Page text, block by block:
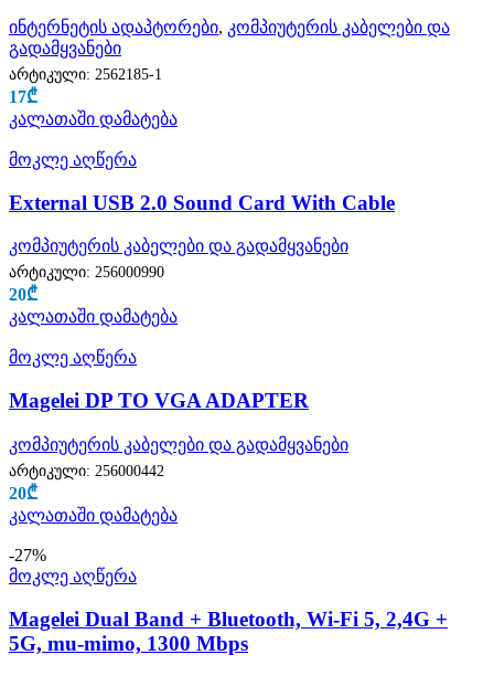
ინტერნეტის ადაპტორები, კომპიუტერის კაბელები და
გადამყვანები
არტიკული: 2562185-1
17₾
კალათაში დამატება
მოკლე აღწერა
External USB 2.0 Sound Card With Cable
კომპიუტერის კაბელები და გადამყვანები
არტიკული: 256000990
20₾
კალათაში დამატება
მოკლე აღწერა
Magelei DP TO VGA ADAPTER
კომპიუტერის კაბელები და გადამყვანები
არტიკული: 256000442
20₾
კალათაში დამატება
-27%
მოკლე აღწერა
Magelei Dual Band + Bluetooth, Wi-Fi 5, 2,4G +
5G, mu-mimo, 1300 Mbps